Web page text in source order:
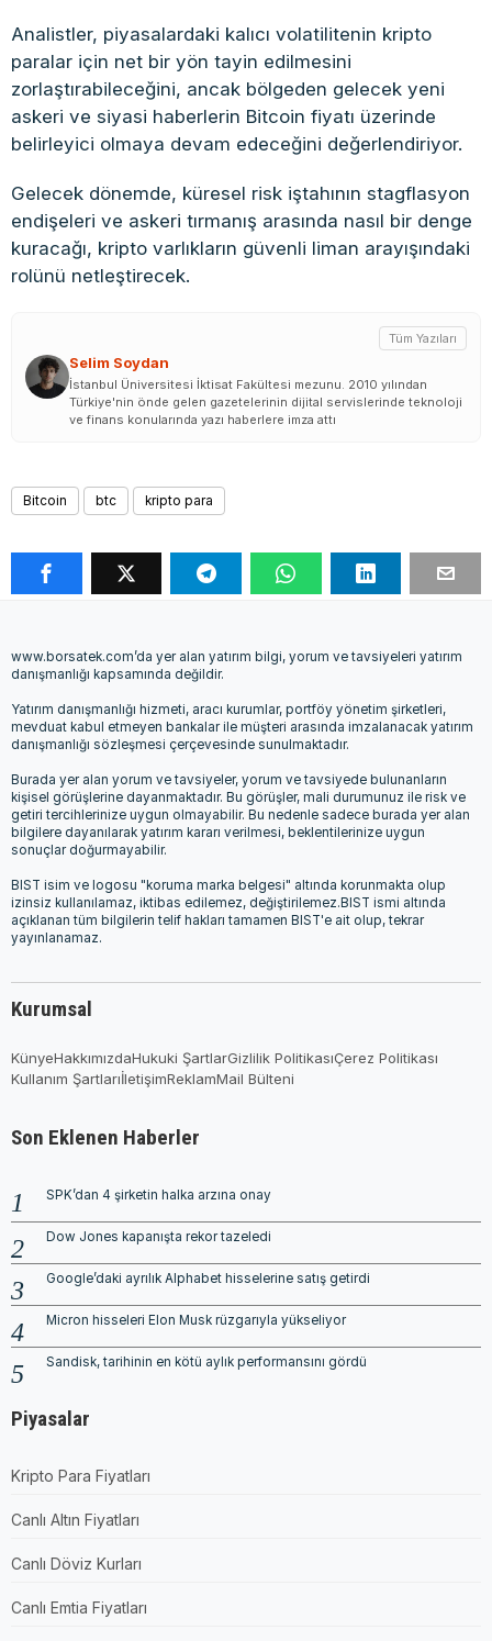
Analistler, piyasalardaki kalıcı volatilitenin kripto
paralar için net bir yön tayin edilmesini
zorlaştırabileceğini, ancak bölgeden gelecek yeni
askeri ve siyasi haberlerin Bitcoin fiyatı üzerinde
belirleyici olmaya devam edeceğini değerlendiriyor.
Gelecek dönemde, küresel risk iştahının stagflasyon
endişeleri ve askeri tırmanış arasında nasıl bir denge
kuracağı, kripto varlıkların güvenli liman arayışındaki
rolünü netleştirecek.
Selim Soydan
Tüm Yazıları
İstanbul Üniversitesi İktisat Fakültesi mezunu. 2010 yılından
Türkiye'nin önde gelen gazetelerinin dijital servislerinde teknoloji
ve finans konularında yazı haberlere imza attı
Bitcoin btc kripto para
www.borsatek.com’da yer alan yatırım bilgi, yorum ve tavsiyeleri yatırım
danışmanlığı kapsamında değildir.
Yatırım danışmanlığı hizmeti, aracı kurumlar, portföy yönetim şirketleri,
mevduat kabul etmeyen bankalar ile müşteri arasında imzalanacak yatırım
danışmanlığı sözleşmesi çerçevesinde sunulmaktadır.
Burada yer alan yorum ve tavsiyeler, yorum ve tavsiyede bulunanların
kişisel görüşlerine dayanmaktadır. Bu görüşler, mali durumunuz ile risk ve
getiri tercihlerinize uygun olmayabilir. Bu nedenle sadece burada yer alan
bilgilere dayanılarak yatırım kararı verilmesi, beklentilerinize uygun
sonuçlar doğurmayabilir.
BIST isim ve logosu "koruma marka belgesi" altında korunmakta olup
izinsiz kullanılamaz, iktibas edilemez, değiştirilemez.BIST ismi altında
açıklanan tüm bilgilerin telif hakları tamamen BIST'e ait olup, tekrar
yayınlanamaz.
Kurumsal
KünyeHakkımızdaHukuki ŞartlarGizlilik PolitikasıÇerez Politikası
Kullanım ŞartlarıİletişimReklamMail Bülteni
Son Eklenen Haberler
SPK’dan 4 şirketin halka arzına onay
Dow Jones kapanışta rekor tazeledi
Google’daki ayrılık Alphabet hisselerine satış getirdi
Micron hisseleri Elon Musk rüzgarıyla yükseliyor
Sandisk, tarihinin en kötü aylık performansını gördü
Piyasalar
Kripto Para Fiyatları
Canlı Altın Fiyatları
Canlı Döviz Kurları
Canlı Emtia Fiyatları